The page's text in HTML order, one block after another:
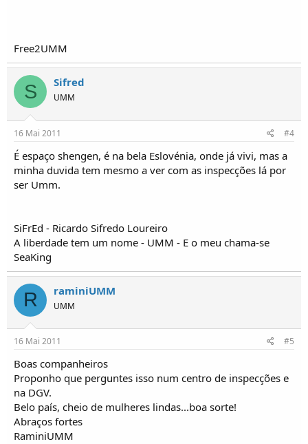
Free2UMM
S Sifred
UMM
16 Mai 2011 #4
É espaço shengen, é na bela Eslovénia, onde já vivi, mas a
minha duvida tem mesmo a ver com as inspecções lá por
ser Umm.
SiFrEd - Ricardo Sifredo Loureiro
A liberdade tem um nome - UMM - E o meu chama-se
SeaKing
R raminiUMM
UMM
16 Mai 2011 #5
Boas companheiros
Proponho que perguntes isso num centro de inspecções e
na DGV.
Belo país, cheio de mulheres lindas...boa sorte!
Abraços fortes
RaminiUMM